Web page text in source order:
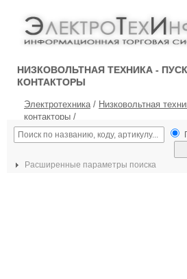
НИЗКОВОЛЬТНАЯ ТЕХНИКА -
КОНТАКТОРЫ
Электротехника/ Низковольтная
контакторы /
Расширенные параметры поиска